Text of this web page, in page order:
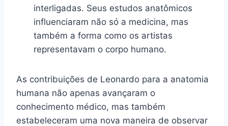
interligadas. Seus estudos anatômicos
influenciaram não só a medicina, mas
também a forma como os artistas
representavam o corpo humano.
As contribuições de Leonardo para a anatomia
humana não apenas avançaram o
conhecimento médico, mas também
estabeleceram uma nova maneira de observar